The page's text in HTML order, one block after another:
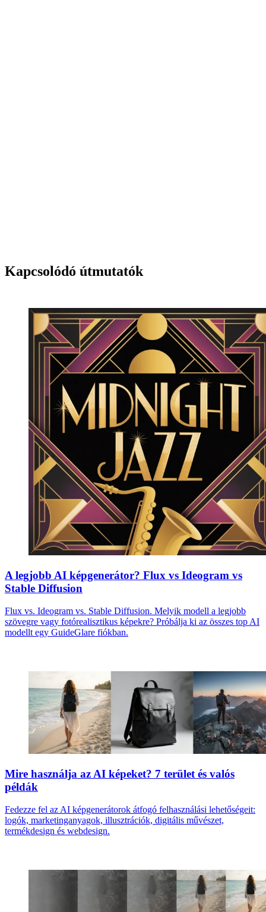
Kapcsolódó útmutatók
A legjobb AI képgenerátor? Flux vs Ideogram vs
Stable Diffusion
Flux vs. Ideogram vs. Stable Diffusion. Melyik modell a legjobb
szövegre vagy fotórealisztikus képekre? Próbálja ki az összes top AI
modellt egy GuideGlare fiókban.
Mire használja az AI képeket? 7 terület és valós
példák
Fedezze fel az AI képgenerátorok átfogó felhasználási lehetőségeit:
logók, marketinganyagok, illusztrációk, digitális művészet,
termékdesign és webdesign.